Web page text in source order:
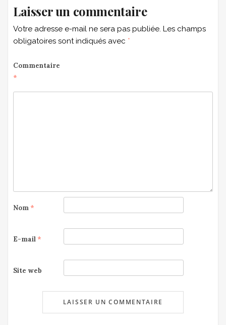
Laisser un commentaire
Votre adresse e-mail ne sera pas publiée. Les champs
obligatoires sont indiqués avec *
Commentaire
*
Nom *
E-mail *
Site web